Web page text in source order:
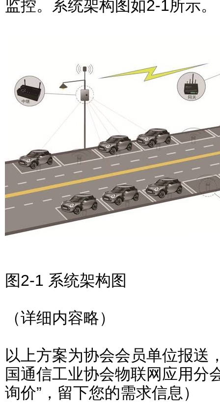
监控。系统架构图如2-1所示。
图2-1 系统架构图
（详细内容略）
以上方案为协会会员单位报送
国通信工业协会物联网应用分
询价”，留下您的需求信息）